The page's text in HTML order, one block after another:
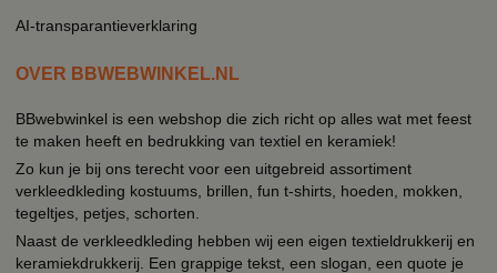
AI-transparantieverklaring
OVER BBWEBWINKEL.NL
BBwebwinkel is een webshop die zich richt op alles wat met feest
te maken heeft en bedrukking van textiel en keramiek!
Zo kun je bij ons terecht voor een uitgebreid assortiment
verkleedkleding kostuums, brillen, fun t-shirts, hoeden, mokken,
tegeltjes, petjes, schorten.
Naast de verkleedkleding hebben wij een eigen textieldrukkerij en
keramiekdrukkerij. Een grappige tekst, een slogan, een quote je